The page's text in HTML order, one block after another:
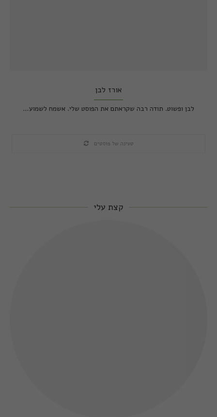
אורז לבן
לבן ופשוט. תודה רבה שקראתם את הפוסט שלי. אשמח לשמוע…
טעינה של פוסטים
קצת עלי